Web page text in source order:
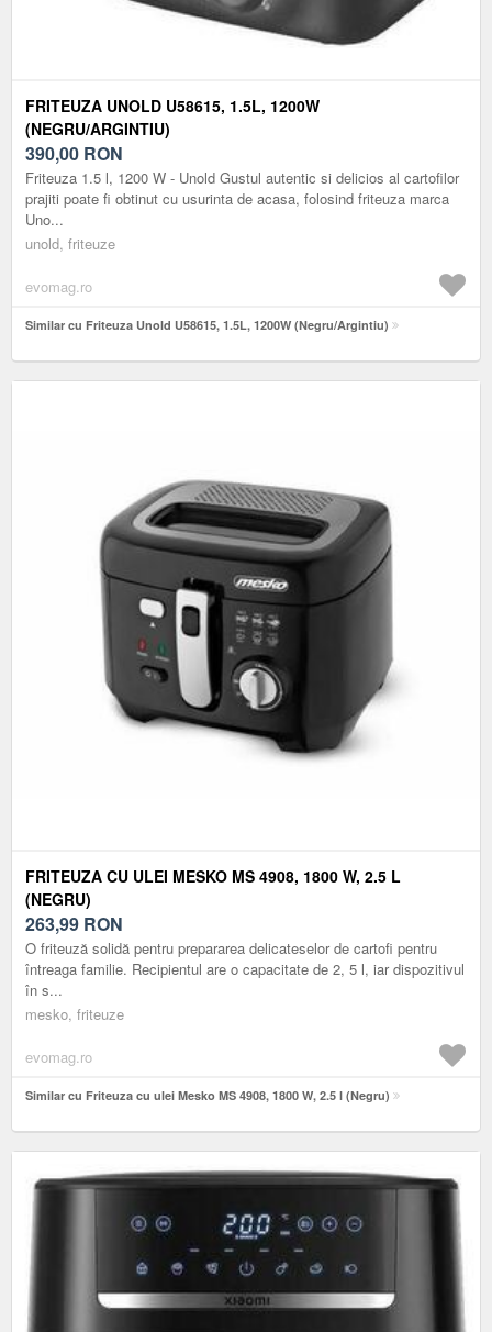
FRITEUZA UNOLD U58615, 1.5L, 1200W
(NEGRU/ARGINTIU)
390,00 RON
Friteuza 1.5 l, 1200 W - Unold Gustul autentic si delicios al cartofilor
prajiti poate fi obtinut cu usurinta de acasa, folosind friteuza marca
Uno...
unold, friteuze
evomag.ro
Similar cu Friteuza Unold U58615, 1.5L, 1200W (Negru/Argintiu)
FRITEUZA CU ULEI MESKO MS 4908, 1800 W, 2.5 L
(NEGRU)
263,99 RON
O friteuză solidă pentru prepararea delicateselor de cartofi pentru
întreaga familie. Recipientul are o capacitate de 2, 5 l, iar dispozitivul
în s...
mesko, friteuze
evomag.ro
Similar cu Friteuza cu ulei Mesko MS 4908, 1800 W, 2.5 l (Negru)